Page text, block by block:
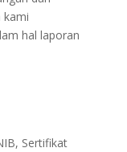
kami
hal laporan
Sertifikat